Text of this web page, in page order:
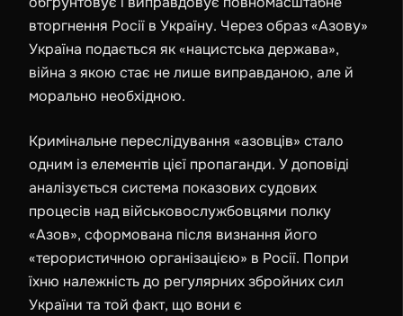
вторгнення Росії в Україну. Через образ «Азову»
Україна подається як «нацистська держава»,
війна з якою стає не лише виправданою, але й
морально необхідною.
Кримінальне переслідування «азовців» стало
одним із елементів цієї пропаганди. У доповіді
аналізується система показових судових
процесів над військовослужбовцями полку
«Азов», сформована після визнання його
«терористичною організацією» в Росії. Попри
їхню належність до регулярних збройних сил
України та той факт, що вони є